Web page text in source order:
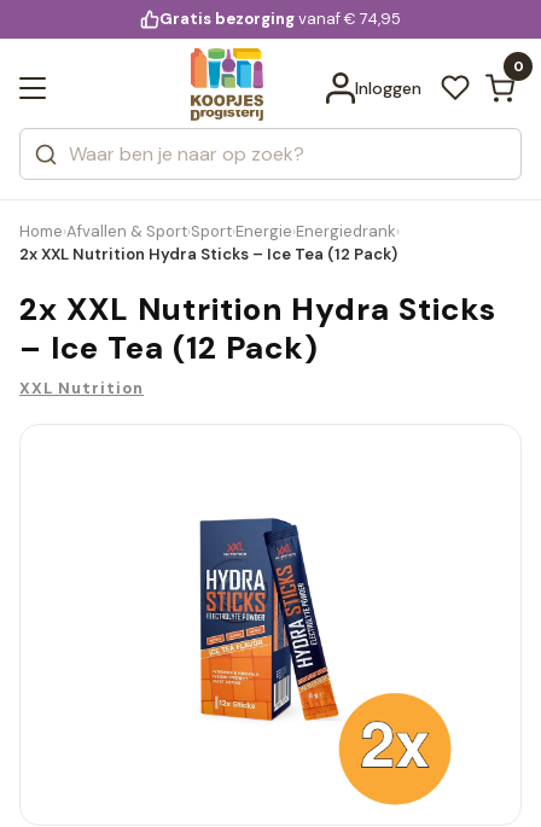
voor 20:00 uur besteld
Gratis bezorgingvanaf € 74,95
Inloggen
0
Zoeken
Categorieën
Merken
Bekijk alle resultaten
Home›Afvallen & Sport›Sport›Energie›Energiedrank›
2x XXL Nutrition Hydra Sticks – Ice Tea (12 Pack)
2x XXL Nutrition Hydra Sticks
– Ice Tea (12 Pack)
XXL Nutrition